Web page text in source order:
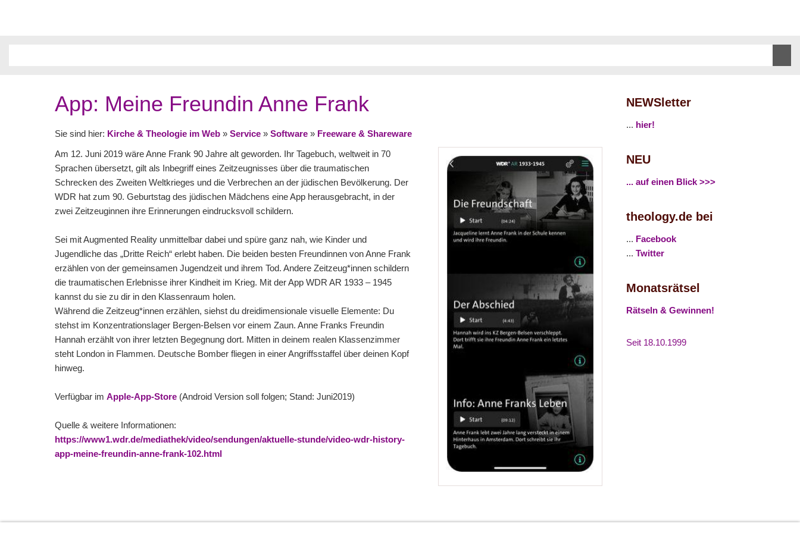
App: Meine Freundin Anne Frank
Sie sind hier: Kirche & Theologie im Web » Service » Software » Freeware & Shareware
Am 12. Juni 2019 wäre Anne Frank 90 Jahre alt geworden. Ihr Tagebuch, weltweit in 70
Sprachen übersetzt, gilt als Inbegriff eines Zeitzeugnisses über die traumatischen
Schrecken des Zweiten Weltkrieges und die Verbrechen an der jüdischen Bevölkerung. Der
WDR hat zum 90. Geburtstag des jüdischen Mädchens eine App herausgebracht, in der
zwei Zeitzeuginnen ihre Erinnerungen eindrucksvoll schildern.
Sei mit Augmented Reality unmittelbar dabei und spüre ganz nah, wie Kinder und
Jugendliche das „Dritte Reich“ erlebt haben. Die beiden besten Freundinnen von Anne Frank
erzählen von der gemeinsamen Jugendzeit und ihrem Tod. Andere Zeitzeug*innen schildern
die traumatischen Erlebnisse ihrer Kindheit im Krieg. Mit der App WDR AR 1933 – 1945
kannst du sie zu dir in den Klassenraum holen.
Während die Zeitzeug*innen erzählen, siehst du dreidimensionale visuelle Elemente: Du
stehst im Konzentrationslager Bergen-Belsen vor einem Zaun. Anne Franks Freundin
Hannah erzählt von ihrer letzten Begegnung dort. Mitten in deinem realen Klassenzimmer
steht London in Flammen. Deutsche Bomber fliegen in einer Angriffsstaffel über deinen Kopf
hinweg.
Verfügbar im Apple-App-Store (Android Version soll folgen; Stand: Juni2019)
Quelle & weitere Informationen:
https://www1.wdr.de/mediathek/video/sendungen/aktuelle-stunde/video-wdr-history-
app-meine-freundin-anne-frank-102.html
NEWSletter
... hier!
NEU
... auf einen Blick >>>
theology.de bei
... Facebook
... Twitter
Monatsrätsel
Rätseln & Gewinnen!
Seit 18.10.1999